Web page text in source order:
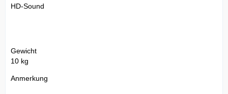
HD-Sound
Gewicht
10 kg
Anmerkung